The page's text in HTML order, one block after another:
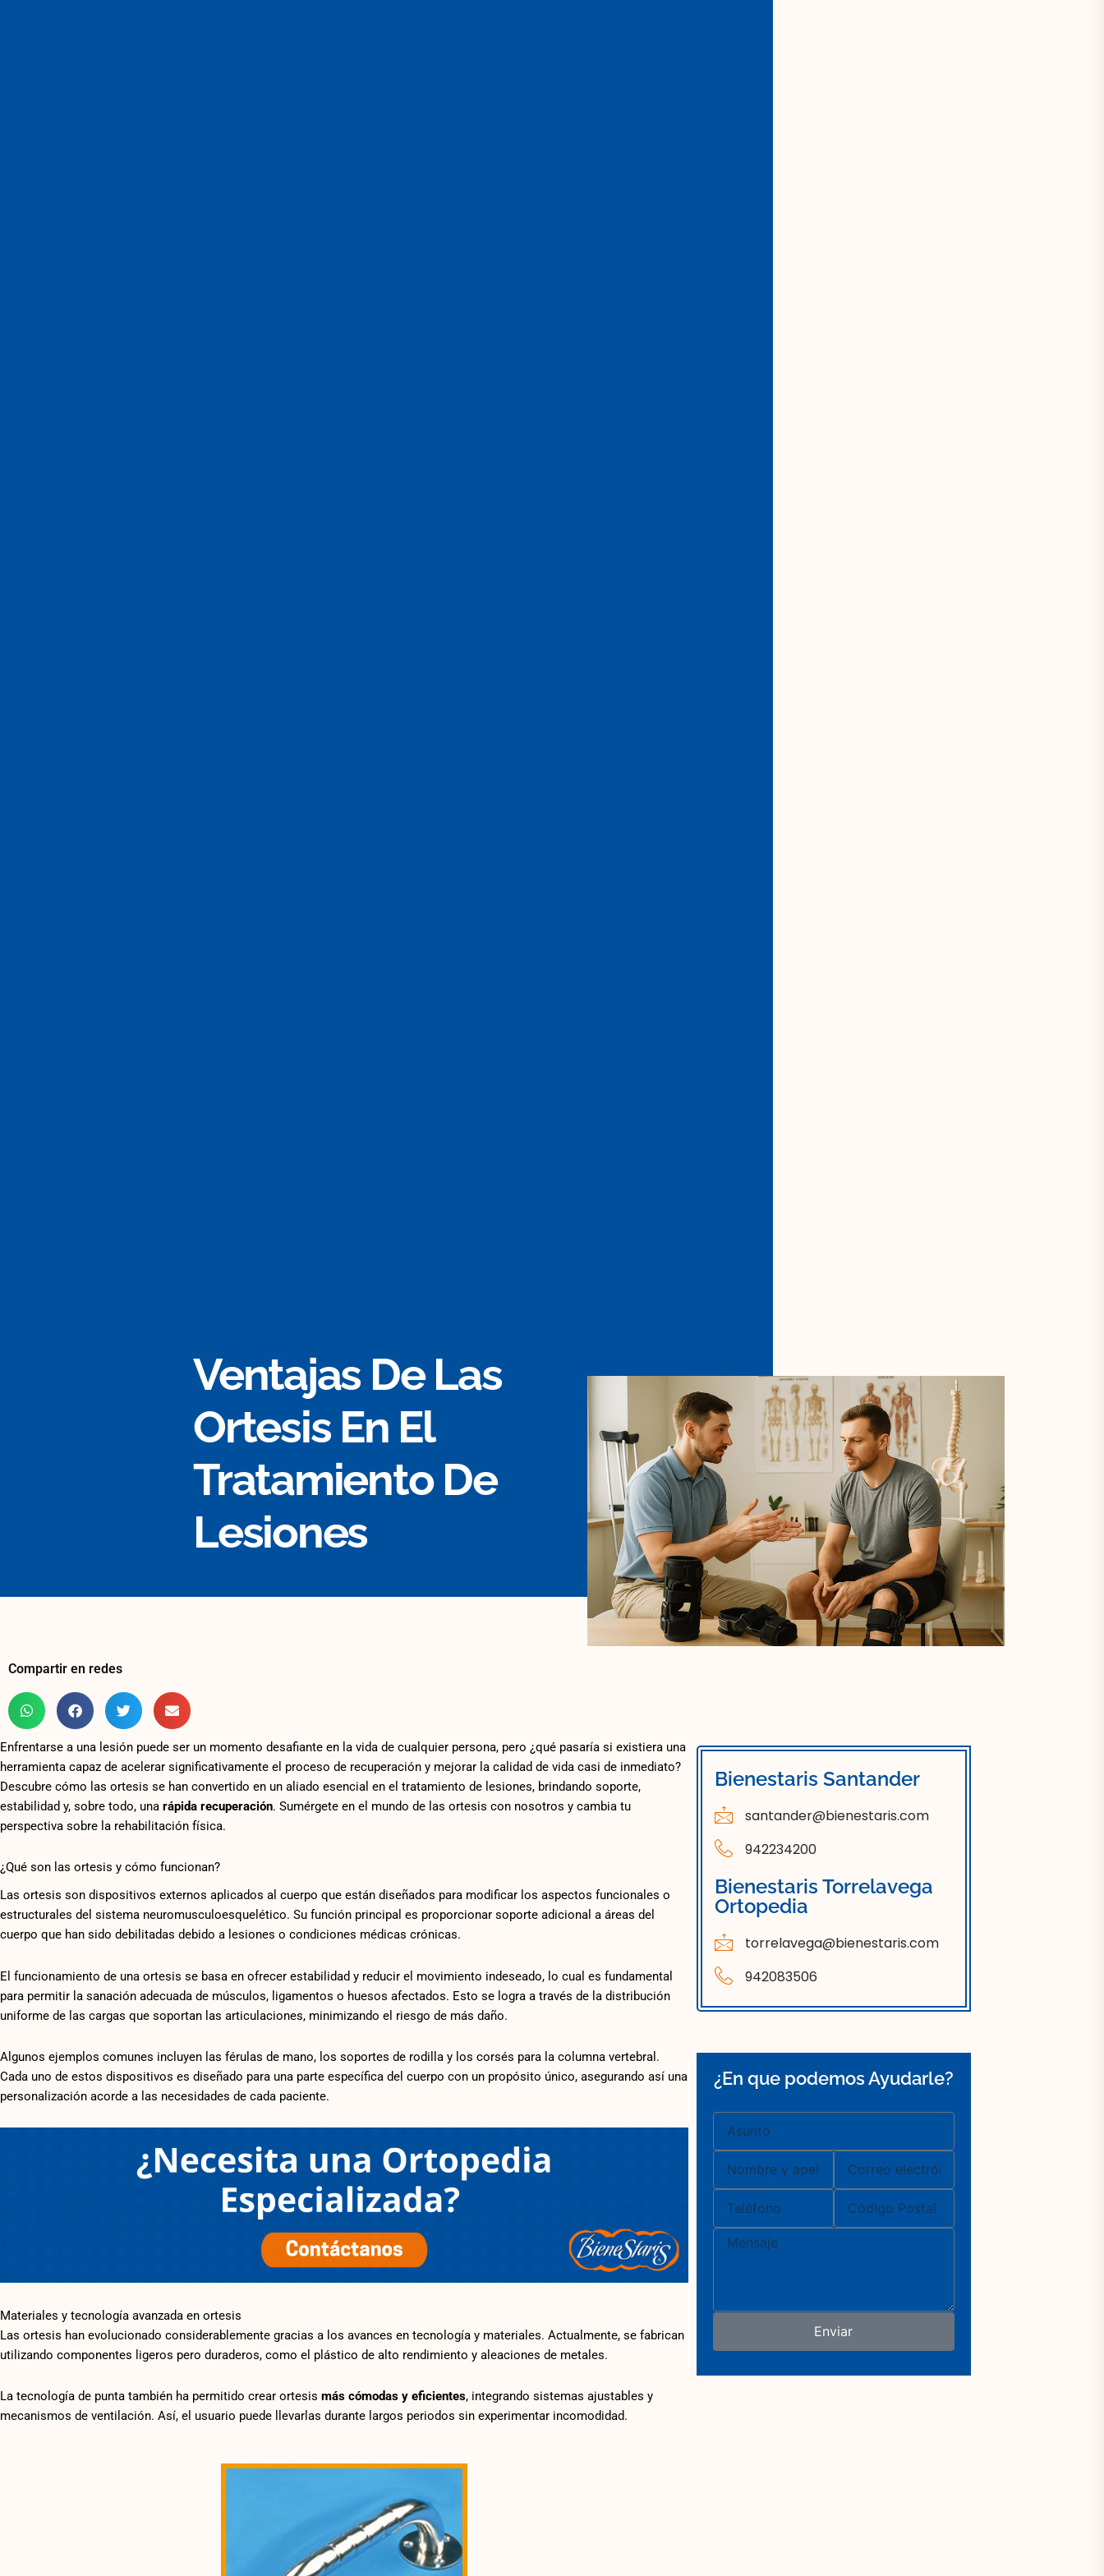
Ventajas De Las
Ortesis En El
Tratamiento De
Lesiones
Compartir en redes
Enfrentarse a una lesión puede ser un momento desafiante en la vida de cualquier persona, pero ¿qué pasaría si existiera una
herramienta capaz de acelerar significativamente el proceso de recuperación y mejorar la calidad de vida casi de inmediato?
Descubre cómo las ortesis se han convertido en un aliado esencial en el tratamiento de lesiones, brindando soporte,
estabilidad y, sobre todo, una rápida recuperación. Sumérgete en el mundo de las ortesis con nosotros y cambia tu
perspectiva sobre la rehabilitación física.
¿Qué son las ortesis y cómo funcionan?
Las ortesis son dispositivos externos aplicados al cuerpo que están diseñados para modificar los aspectos funcionales o
estructurales del sistema neuromusculoesquelético. Su función principal es proporcionar soporte adicional a áreas del
cuerpo que han sido debilitadas debido a lesiones o condiciones médicas crónicas.
El funcionamiento de una ortesis se basa en ofrecer estabilidad y reducir el movimiento indeseado, lo cual es fundamental
para permitir la sanación adecuada de músculos, ligamentos o huesos afectados. Esto se logra a través de la distribución
uniforme de las cargas que soportan las articulaciones, minimizando el riesgo de más daño.
Algunos ejemplos comunes incluyen las férulas de mano, los soportes de rodilla y los corsés para la columna vertebral.
Cada uno de estos dispositivos es diseñado para una parte específica del cuerpo con un propósito único, asegurando así una
personalización acorde a las necesidades de cada paciente.
Materiales y tecnología avanzada en ortesis
Las ortesis han evolucionado considerablemente gracias a los avances en tecnología y materiales. Actualmente, se fabrican
utilizando componentes ligeros pero duraderos, como el plástico de alto rendimiento y aleaciones de metales.
La tecnología de punta también ha permitido crear ortesis más cómodas y eficientes, integrando sistemas ajustables y
mecanismos de ventilación. Así, el usuario puede llevarlas durante largos periodos sin experimentar incomodidad.
Bienestaris Santander
santander@bienestaris.com
942234200
Bienestaris Torrelavega
Ortopedia
torrelavega@bienestaris.com
942083506
¿En que podemos Ayudarle?
electrónico
Postal
Mensaje
Enviar